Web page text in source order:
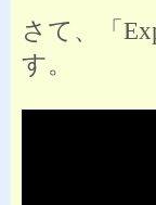
さて、「
す。